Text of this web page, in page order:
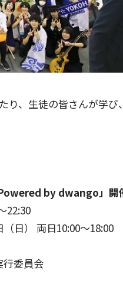
り、生徒の皆さんが学
by dwango」開
22:30
） 両日10:00～18:00
行委員会